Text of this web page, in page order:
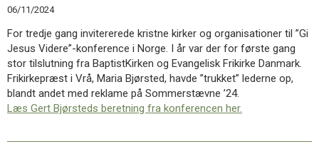
5.0:
Værktøjskassen
7.0:
Om
BaptistKirken
8.0:
Kontakt
9.0:
Forside
10.0:
Nyheder
06/11/2024
For tredje gang invitererede kristne kirker og organisationer til ”Gi
Jesus Videre”-konference i Norge. I år var der for første gang
stor tilslutning fra BaptistKirken og Evangelisk Frikirke Danmark.
Frikirkepræst i Vrå, Maria Bjørsted, havde ”trukket” lederne op,
blandt andet med reklame på Sommerstævne ’24.
Læs Gert Bjørsteds beretning fra konferencen her.